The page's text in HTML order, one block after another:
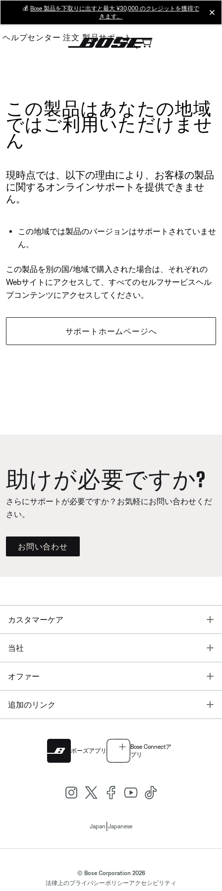
Main
💰 Bose 製品を下取りに出すと最大 ¥30,000 のクレジットを獲得で
きます。
ヘルプセンター 注文 製品サポート
この製品はあなたの地域
ではご利用いただけませ
ん
現時点では、以下の理由により、お客様の製品
に関するオンラインサポートを提供できませ
ん。
この地域では製品のバージョンはサポートされていませ
ん。
この製品を別の国/地域で購入された場合は、それぞれの
Webサイトにアクセスして、すべてのセルフサービスヘル
プコンテンツにアクセスしてください。
サポートホームページへ
助けが必要ですか?
さらにサポートが必要ですか？お気軽にお問い合わせくだ
さい。
お問い合わせ
カスタマーケア
当社
オファー
追加のリンク
ボーズアプリ
Bose Connectア
プリ
Japan Japanese
© Bose Corporation 2026
法律上のプライバシーポリシーアクセシビリティ